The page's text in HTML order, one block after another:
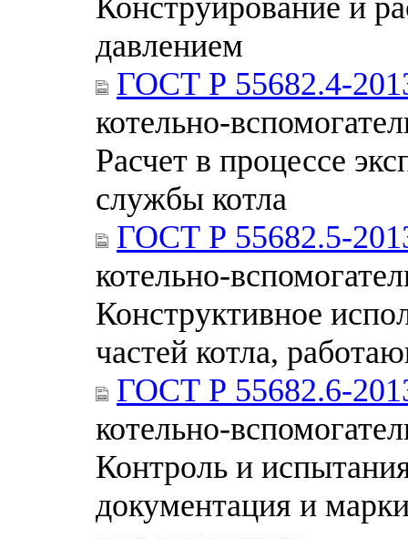
давлением
ГОСТ Р 55682.4-
котельно-
Расчет в процессе
службы котла
ГОСТ Р 55682.5-
котельно-
Конструктивное
частей котла,
ГОСТ Р 55682.6-
котельно-
Контроль и
документация и